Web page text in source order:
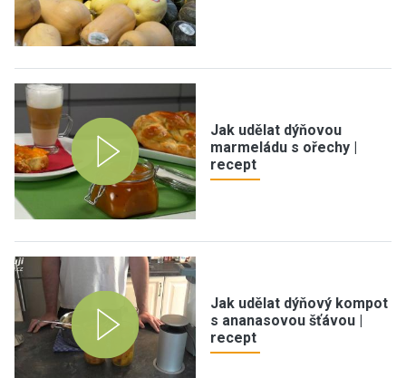
Jak udělat dýňovou
marmeládu s ořechy |
recept
Jak udělat dýňový kompot
s ananasovou šťávou |
recept